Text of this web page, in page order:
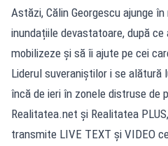
Astăzi, Călin Georgescu ajunge
inundațiile devastatoare, după
mobilizeze și să îi ajute pe cei
Liderul suveraniștilor i se alătură
încă de ieri în zonele distruse de
Realitatea.net și Realitatea
transmite LIVE TEXT și VIDEO